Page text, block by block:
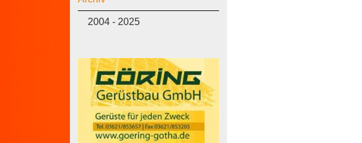
2004 - 2025